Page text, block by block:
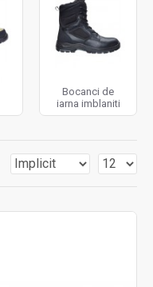
Bocanci de
iarna imblaniti